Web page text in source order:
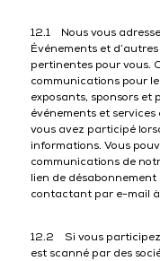
12.1 Nous vous
Événements et
pertinentes pour vous.
communications pour
exposants, sponsors et
événements et services
vous avez participé
informations. Vous
communications de
lien de
contactant par e-mail à
12.2 Si vous
est scanné par des